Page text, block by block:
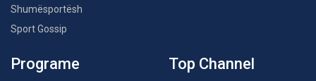
Shumësportësh
Sport Gossip
Programe Top Channel